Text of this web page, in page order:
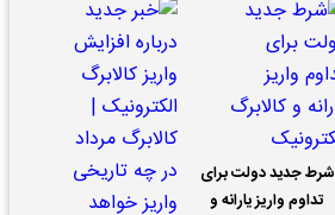
شرط جدید دولت برای
تداوم واریز یارانه و